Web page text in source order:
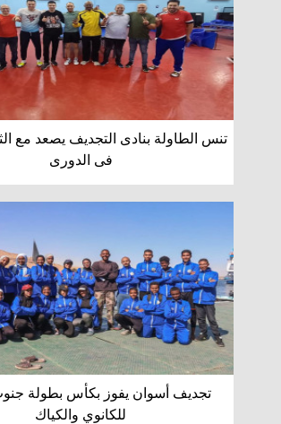
تنس الطاولة بنادى التجديف يصعد مع
فى الدورى
تجديف أسوان يفوز بكأس بطولة
للكانوي والكياك